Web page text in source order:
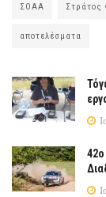
ΣΟΑΑ Στράτος
αποτελέσματα
42ο